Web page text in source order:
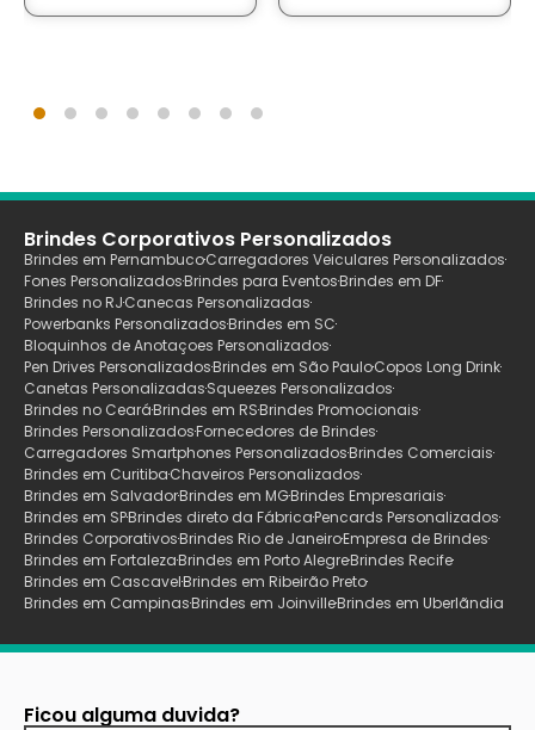
Brindes Corporativos Personalizados
Brindes em PernambucoCarregadores Veiculares Personalizados
Fones PersonalizadosBrindes para EventosBrindes em DF
Brindes no RJCanecas Personalizadas
Powerbanks PersonalizadosBrindes em SC
Bloquinhos de Anotaçoes Personalizados
Pen Drives PersonalizadosBrindes em São PauloCopos Long Drink
Canetas PersonalizadasSqueezes Personalizados
Brindes no CearáBrindes em RSBrindes Promocionais
Brindes PersonalizadosFornecedores de Brindes
Carregadores Smartphones PersonalizadosBrindes Comerciais
Brindes em CuritibaChaveiros Personalizados
Brindes em SalvadorBrindes em MGBrindes Empresariais
Brindes em SPBrindes direto da FábricaPencards Personalizados
Brindes CorporativosBrindes Rio de JaneiroEmpresa de Brindes
Brindes em FortalezaBrindes em Porto AlegreBrindes Recife
Brindes em CascavelBrindes em Ribeirão Preto
Brindes em CampinasBrindes em JoinvilleBrindes em Uberlãndia
Ficou alguma duvida?